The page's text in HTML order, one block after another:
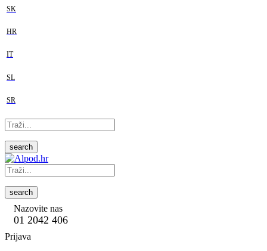
SK
HR
IT
SL
SR
search
search
Nazovite nas
01 2042 406
Prijava